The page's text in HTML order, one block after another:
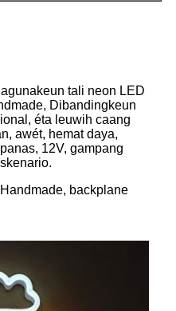
tali neon LED
Dibandingkeun
éta leuwih caang
awét, hemat daya,
12V, gampang
backplane